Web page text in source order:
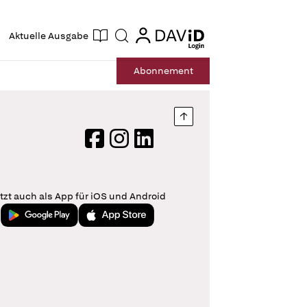
Aktuelle Ausgabe Suche login
login
Abonnement
Nach oben springen
FacebookInstagram
LinkedIn
auch als App für iOS und Android
Jetzt bei Google PlayLaden im App Store